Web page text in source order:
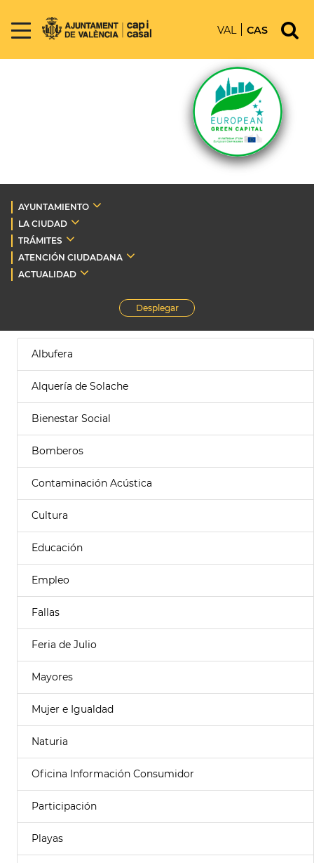
VAL CAS
AYUNTAMIENTO
LA CIUDAD
TRÁMITES
ATENCIÓN CIUDADANA
ACTUALIDAD
Desplegar
Albufera
Alquería de Solache
Bienestar Social
Bomberos
Contaminación Acústica
Cultura
Educación
Empleo
Fallas
Feria de Julio
Mayores
Mujer e Igualdad
Naturia
Oficina Información Consumidor
Participación
Playas